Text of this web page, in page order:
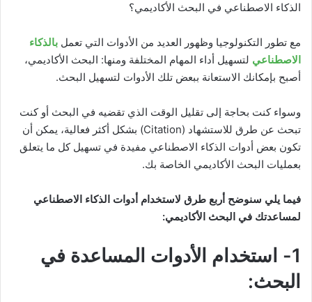
الذكاء الاصطناعي في البحث الأكاديمي؟
مع تطور التكنولوجيا وظهور العديد من الأدوات التي تعمل بالذكاء
الاصطناعي لتسهيل أداء المهام المختلفة ومنها: البحث الأكاديمي،
أصبح بإمكانك الاستعانة ببعض تلك الأدوات لتسهيل البحث.
وسواء كنت بحاجة إلى تقليل الوقت الذي تقضيه في البحث أو كنت
تبحث عن طرق للاستشهاد (Citation) بشكل أكثر فعالية، يمكن أن
تكون بعض أدوات الذكاء الاصطناعي مفيدة في تسهيل كل ما يتعلق
بعمليات البحث الأكاديمي الخاصة بك.
فيما يلي سنوضح أربع طرق لاستخدام أدوات الذكاء الاصطناعي
لمساعدتك في البحث الأكاديمي:
1- استخدام الأدوات المساعدة في
البحث: